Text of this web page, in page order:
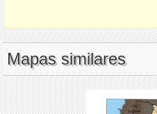
Mapas similares